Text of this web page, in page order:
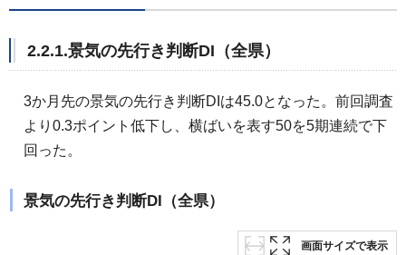
2.2.1.景気の先行き判断DI（全県）
3か月先の景気の先行き判断DIは45.0となった。前回調査
より0.3ポイント低下し、横ばいを表す50を5期連続で下
回った。
景気の先行き判断DI（全県）
画面サイズで表示